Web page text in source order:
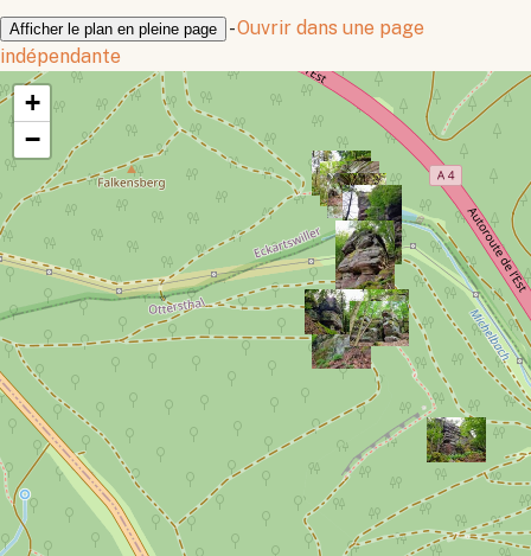
Afficher le plan en pleine page -Ouvrir dans une page
indépendante